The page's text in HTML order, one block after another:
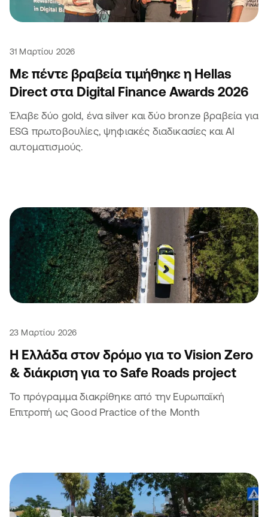
31 Μαρτίου 2026
Με πέντε βραβεία τιμήθηκε η Hellas
Direct στα Digital Finance Awards 2026
Έλαβε δύο gold, ένα silver και δύο bronze βραβεία για
ESG πρωτοβουλίες, ψηφιακές διαδικασίες και ΑΙ
αυτοματισμούς.
23 Μαρτίου 2026
Η Ελλάδα στον δρόμο για το Vision Zero
& διάκριση για το Safe Roads project
Το πρόγραμμα διακρίθηκε από την Ευρωπαϊκή
Επιτροπή ως Good Practice of the Month